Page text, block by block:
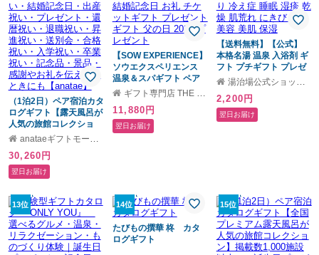
（1泊2日）ペア宿泊カタ
ログギフト【露天風呂が
人気の旅館コレクショ
ン】掲載数1,000施設以
ト・記念日・結婚祝い・
内祝い・結婚記念日・出
産祝い・プレゼント・還
暦祝い・退職祝い・昇進
祝い・送別会・合格祝
い・入学祝い・卒業祝
い・記念品・景品・感謝
やお礼を伝えたいときに
も【anatae】
anataeギフトモール店
30,260円
翌日お届け
【SOW EXPERIENCE】
ソウエクスペリエンス
温泉＆スパギフト ペア
日帰り 温泉 スパ リラッ
念日 お祝い 内祝い 結婚
記念日 お礼 チケットギ
フト プレゼント ギフト
ギフト専門店 THE WOW
11,880円
翌日お届け
【送料無料】【公式】
本格名湯 温泉 入浴剤 ギ
フト プチギフト プレゼ
ント 贈答 温泉の素 10包
め合わせ 疲労回復 腰痛
肩こり 冷え症 睡眠 湿疹
乾燥 肌荒れ にきび 痛み
湯治場公式ショップギフトモール店
2,200円
翌日お届け
13位 14位
たびもの撰華 柊 カタ
ログギフト
15位